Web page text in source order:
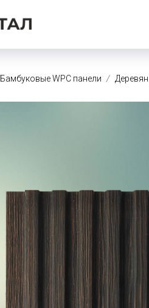
Бамбуковые WPC панели